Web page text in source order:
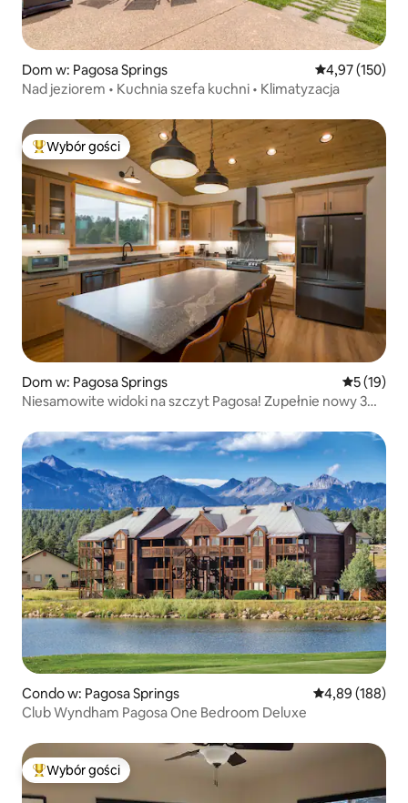
Dom w: Pagosa Springs Średnia
4,97 (150)
Nad jeziorem • Kuchnia szefa kuchni • Klimatyzacja
Najpopularniejsze z kategorii Wybór gości
Wybór gości
Dom w: Pagosa Springs Średnia
5 (19)
Niesamowite widoki na szczyt Pagosa! Zupełnie nowy 3
Condo w: Pagosa Springs Średnia
4,89 (188)
Club Wyndham Pagosa One Bedroom Deluxe
Najpopularniejsze z kategorii Wybór gości
Wybór gości